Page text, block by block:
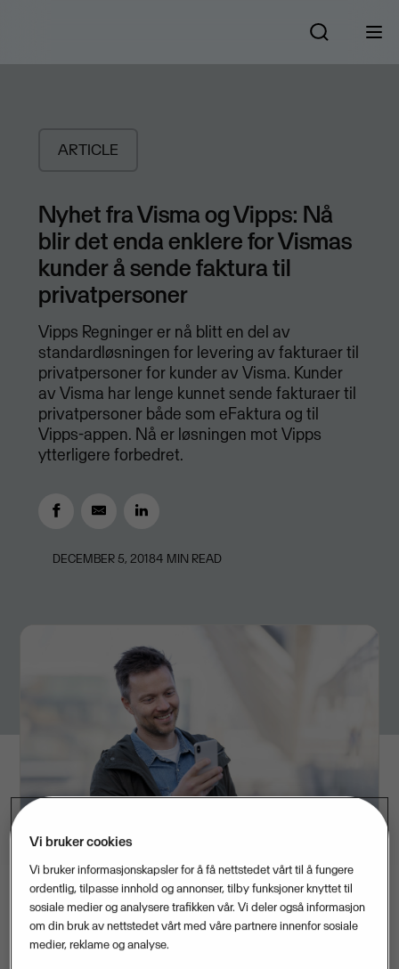
ARTICLE
Nyhet fra Visma og Vipps: Nå
blir det enda enklere for Vismas
kunder å sende faktura til
privatpersoner
Vipps Regninger er nå blitt en del av
standardløsningen for levering av fakturaer til
privatpersoner for kunder av Visma. Kunder
av Visma har lenge kunnet sende fakturaer til
privatpersoner både som eFaktura og til
Vipps-appen. Nå er løsningen mot Vipps
ytterligere forbedret.
DECEMBER 5, 20184 MIN READ
Vipps Regninger er nå blitt en del av
standardløsningen for levering av fakturaer til
Vi bruker cookies
Vi bruker informasjonskapsler for å få nettstedet vårt til å fungere
ordentlig, tilpasse innhold og annonser, tilby funksjoner knyttet til
sosiale medier og analysere trafikken vår. Vi deler også informasjon
om din bruk av nettstedet vårt med våre partnere innenfor sosiale
medier, reklame og analyse.